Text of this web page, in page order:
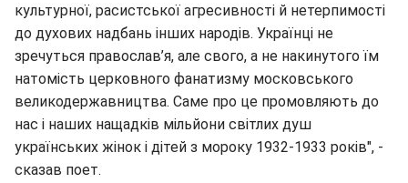
культурної, расистської агресивності й нетерпимості
до духових надбань інших народів. Українці не
зречуться православ’я, але свого, а не накинутого їм
натомість церковного фанатизму московського
великодержавництва. Саме про це промовляють до
нас і наших нащадків мільйони світлих душ
українських жінок і дітей з мороку 1932-1933 років", -
сказав поет.